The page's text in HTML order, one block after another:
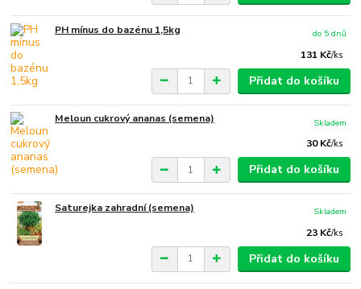
PH mínus do bazénu 1,5kg
131 Kč/ks
do 5 dnů
Přidat do košíku
Meloun cukrový ananas (semena)
30 Kč/ks
Skladem
Přidat do košíku
Saturejka zahradní (semena)
23 Kč/ks
Skladem
Přidat do košíku